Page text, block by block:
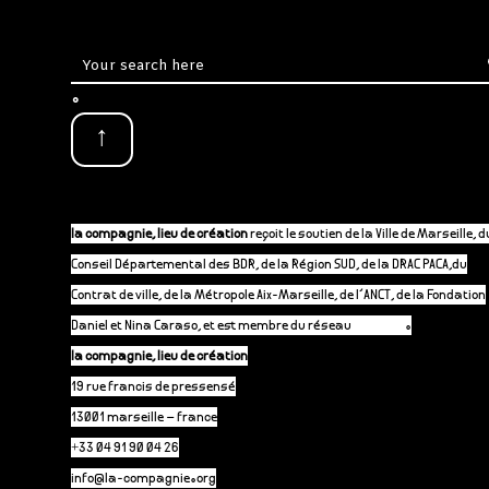
.
↑
la compagnie, lieu de créationreçoit le soutien de la Ville de Marseille,
Conseil Départemental des BDR, de la Région SUD, de la DRAC PACA,du
Contrat de ville, de la Métropole Aix-Marseille, de l’ANCT, de la Fondation
Daniel et Nina Caraso, et est membre du réseau .
la compagnie, lieu de création
19 rue francis de pressensé
13001 marseille – france
+33 04 91 90 04 26
info@la-compagnie.org